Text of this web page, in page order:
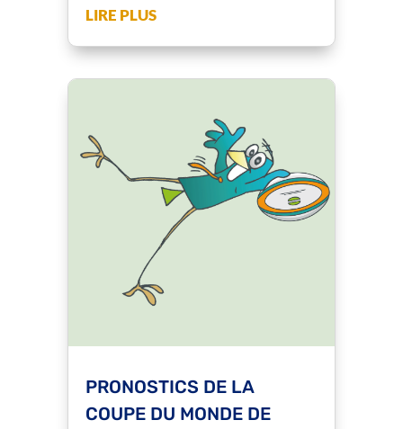
LIRE PLUS
PRONOSTICS DE LA
COUPE DU MONDE DE